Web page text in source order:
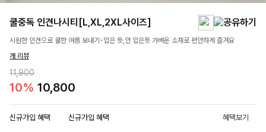
쿨중독 인견나시티[L,XL,2XL사이즈]
시원한 인견으로 쿨한 여름 보내기-입은 듯,안 입은듯 가벼운 소재로 편안하게 즐겨요
개 리뷰
11,900
10% 10,800
신규가입 혜택 신규가입 혜택 혜택보기